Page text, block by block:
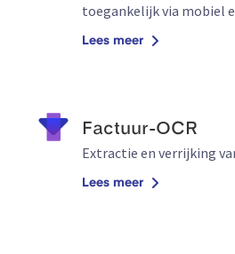
toegankelijk via mobiel
Lees meer
Factuur-OCR
Extractie en verrijking
Lees meer